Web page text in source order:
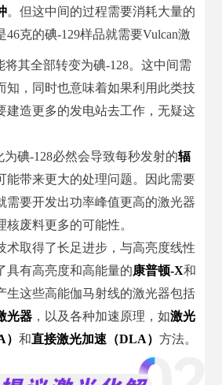
。但这中间的过程需要消耗大量的
克的碘-129样品就需要Vulcan激
将其全部转变为碘-128。这中间需
知，同时也意味着如果利用此类技
建造更多的发电站去工作，无疑这
为碘-128必然会导致每秒发射的辐
能带来更大的处理问题。因此需要
需要开发出功率峰值更高的激光器
核废料更多的可能性。
术取得了长足进步，与高亮度线性
具有高亮度和高能量的康普顿-X和
生这些高能伽马射线的激光器包括
光器 ，以及各种加速原理，如激光
）和直接激光加速（DLA）方法。